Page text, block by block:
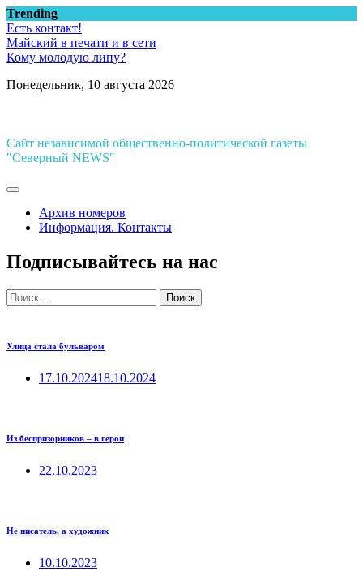
Перейти
к
содержимому
Trending
Есть контакт!
Майский в печати и в сети
Кому молодую липу?
Понедельник, 10 августа 2026
Сайт независимой общественно-политической газеты
"Северный NEWS"
Архив номеров
Информация. Контакты
Подписывайтесь на нас
Найти:
Улица стала бульваром
17.10.202418.10.2024
Из беспризорников – в герои
22.10.2023
Не писатель, а художник
10.10.2023